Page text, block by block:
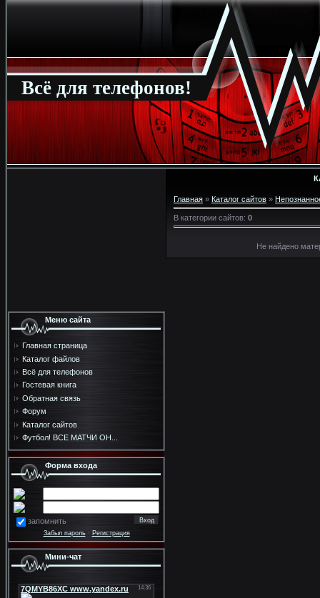
Всё для телефонов!
Меню сайта
Главная страница
Каталог файлов
Всё для телефонов
Гостевая книга
Обратная связь
Форум
Каталог сайтов
Футбол! ВСЕ МАТЧИ ОН...
Форма входа
запомнить
Забыл пароль· Регистрация
Мини-чат
Главная » Каталог сайтов »
В категории сайтов: 0
Не найдено